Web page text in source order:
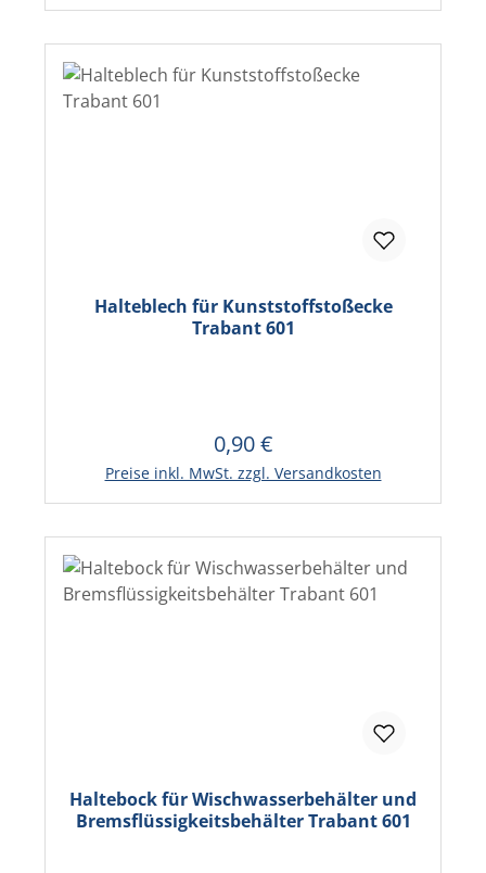
Halteblech für Kunststoffstoßecke
Trabant 601
Regulärer Preis:
0,90 €
Preise inkl. MwSt. zzgl. Versandkosten
In den Warenkorb
Haltebock für Wischwasserbehälter und
Bremsflüssigkeitsbehälter Trabant 601